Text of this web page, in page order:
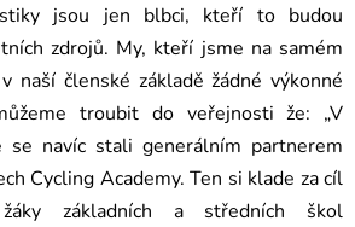
jsou jen blbci, kteří to budou
zdrojů. My, kteří jsme na samém
naší členské základě žádné výkonné
troubit do veřejnosti že: „V
se navíc stali generálním partnerem
Cycling Academy. Ten si klade za cíl
základních a středních škol